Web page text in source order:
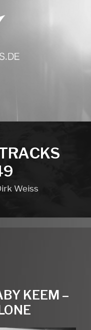
Weiss
KEEM –